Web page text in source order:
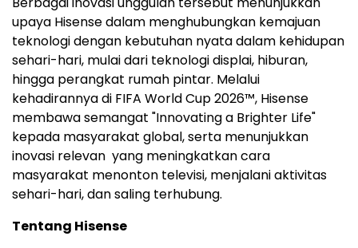
upaya Hisense dalam menghubungkan kemajuan
teknologi dengan kebutuhan nyata dalam kehidupan
sehari-hari, mulai dari teknologi displai, hiburan,
hingga perangkat rumah pintar. Melalui
kehadirannya di FIFA World Cup 2026™, Hisense
membawa semangat "Innovating a Brighter Life"
kepada masyarakat global, serta menunjukkan
inovasi relevan yang meningkatkan cara
masyarakat menonton televisi, menjalani aktivitas
sehari-hari, dan saling terhubung.
Tentang Hisense